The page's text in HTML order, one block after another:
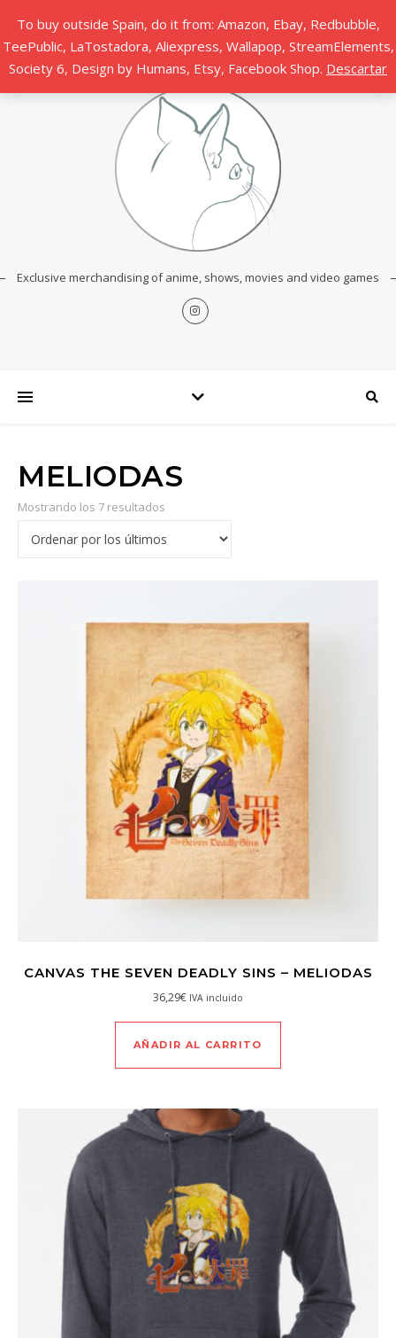
To buy outside Spain, do it from: Amazon, Ebay, Redbubble,
TeePublic, LaTostadora, Aliexpress, Wallapop, StreamElements,
Society 6, Design by Humans, Etsy, Facebook Shop. Descartar
Exclusive merchandising of anime, shows, movies and video games
MELIODAS
Mostrando los 7 resultados
CANVAS THE SEVEN DEADLY SINS – MELIODAS
36,29€ IVA incluido
AÑADIR AL CARRITO